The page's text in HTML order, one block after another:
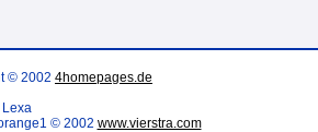
© 2002 4homepages.de
Lexa
© 2002 www.vierstra.com